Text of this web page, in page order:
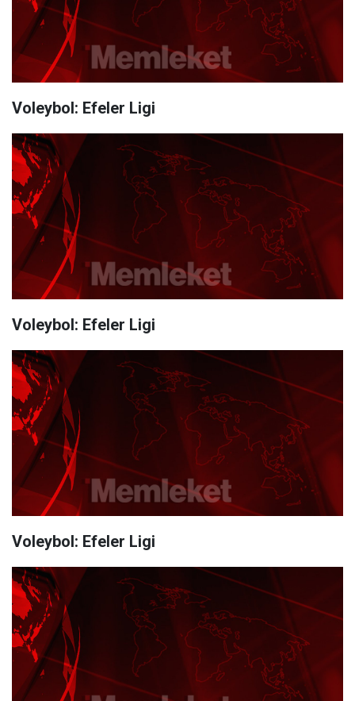
Voleybol: Efeler Ligi
Voleybol: Efeler Ligi
Voleybol: Efeler Ligi